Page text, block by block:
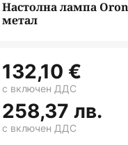
Настолна лампа
метал
132,10 €
258,37 лв.
с включен ДДС
с включен ДДС